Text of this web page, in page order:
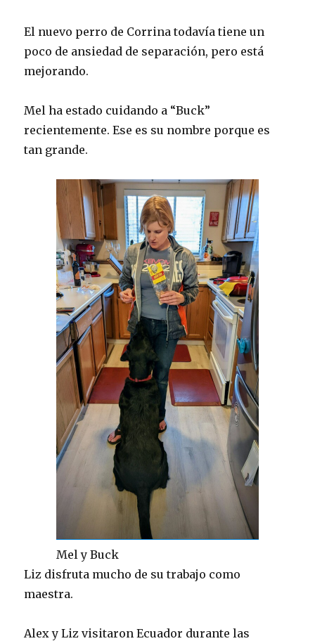
El nuevo perro de Corrina todavía tiene un
poco de ansiedad de separación, pero está
mejorando.
Mel ha estado cuidando a “Buck”
recientemente. Ese es su nombre porque es
tan grande.
Mel y Buck
Liz disfruta mucho de su trabajo como
maestra.
Alex y Liz visitaron Ecuador durante las